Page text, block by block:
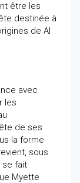
être les
destinée à
de Al
avec
les
de ses
la forme
sous
se fait
Myette